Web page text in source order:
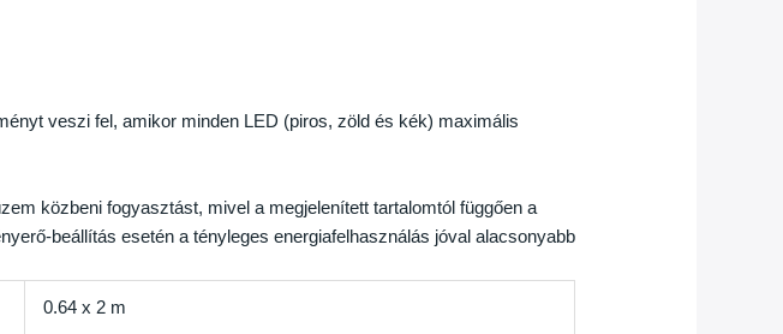
veszi fel, amikor minden LED (piros, zöld és kék) maximális
közbeni fogyasztást, mivel a megjelenített tartalomtól függően a
beállítás esetén a tényleges energiafelhasználás jóval alacsonyabb
0.64 x 2 m